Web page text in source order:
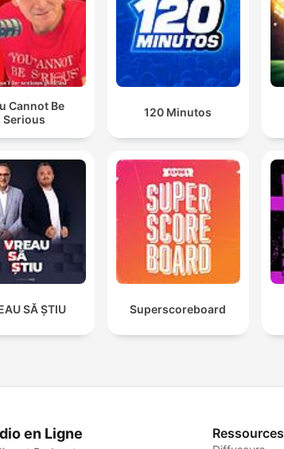
Cannot Be
Serious
120 Minutos
SĂ ȘTIU Superscoreboard
en Ligne Ressources